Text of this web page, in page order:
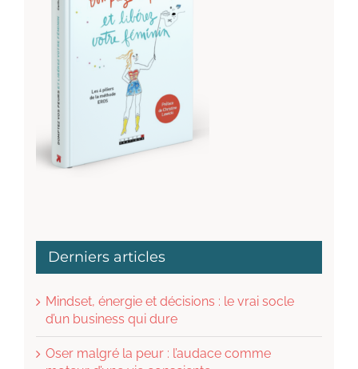
Derniers articles
Mindset, énergie et décisions : le vrai socle
d’un business qui dure
Oser malgré la peur : l’audace comme